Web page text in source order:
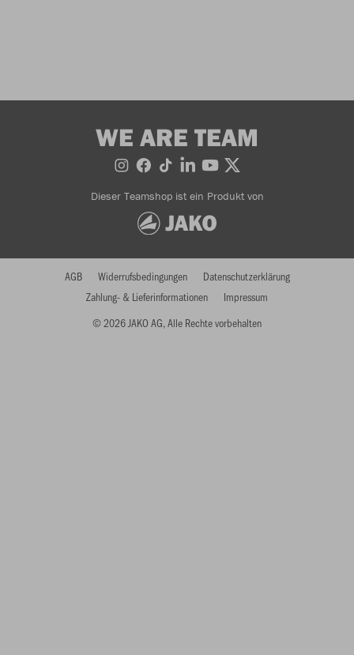
WE ARE TEAM
Dieser Teamshop ist ein Produkt von
© 2026 JAKO AG, Alle Rechte vorbehalten
AGB Widerrufsbedingungen
Datenschutzerklärung
Zahlung- & Lieferinformationen
Impressum